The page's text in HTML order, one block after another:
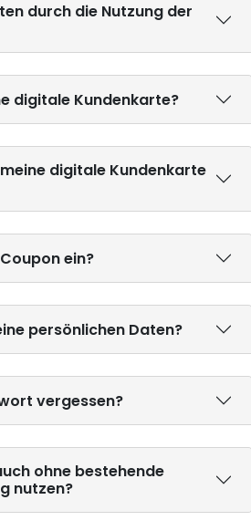
durch die Nutzung der
digitale Kundenkarte?
digitale Kundenkarte
ein?
persönlichen Daten?
vergessen?
ohne bestehende
nutzen?